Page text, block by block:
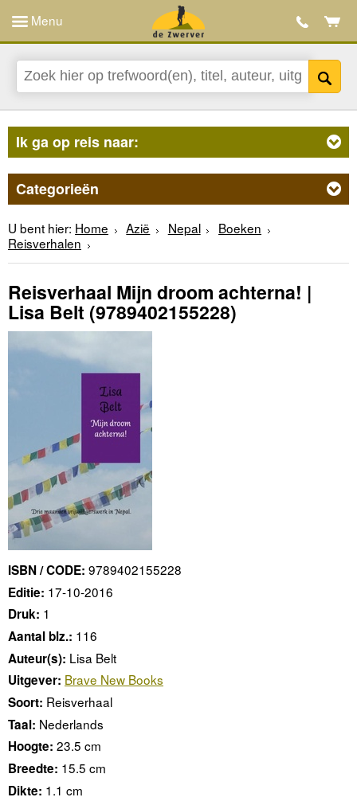
Menu
Ik ga op reis naar:
Categorieën
U bent hier: Home Azië Nepal
Boeken
Reisverhalen
Reisverhaal Mijn droom achterna! |
Lisa Belt (9789402155228)
ISBN / CODE: 9789402155228
Editie: 17-10-2016
Druk: 1
Aantal blz.: 116
Auteur(s): Lisa Belt
Uitgever: Brave New Books
Soort: Reisverhaal
Taal: Nederlands
Hoogte: 23.5 cm
Breedte: 15.5 cm
Dikte: 1.1 cm